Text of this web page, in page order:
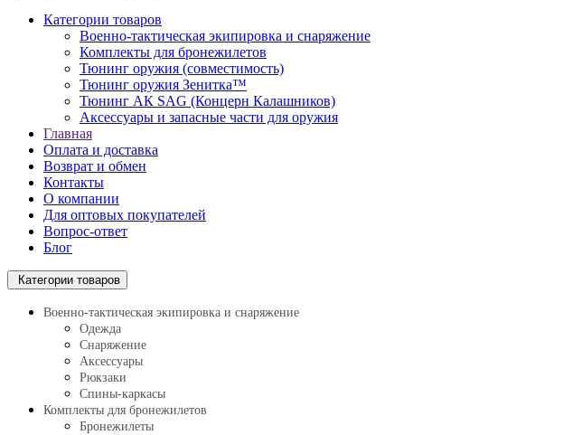
Категории товаров
Военно-тактическая экипировка и снаряжение
Комплекты для бронежилетов
Тюнинг оружия (совместимость)
Тюнинг оружия Зенитка™
Тюнинг АК SAG (Концерн Калашников)
Аксессуары и запасные части для оружия
Главная
Оплата и доставка
Возврат и обмен
Контакты
О компании
Для оптовых покупателей
Вопрос-ответ
Блог
Категории товаров
Военно-тактическая экипировка и снаряжение
Одежда
Снаряжение
Аксессуары
Рюкзаки
Спины-каркасы
Комплекты для бронежилетов
Бронежилеты